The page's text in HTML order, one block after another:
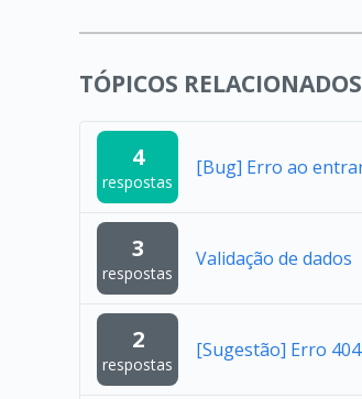
TÓPICOS RELACIONADOS
4
respostas
[Bug] Erro ao
3
respostas
Validação de dados
2
respostas
[Sugestão] Erro